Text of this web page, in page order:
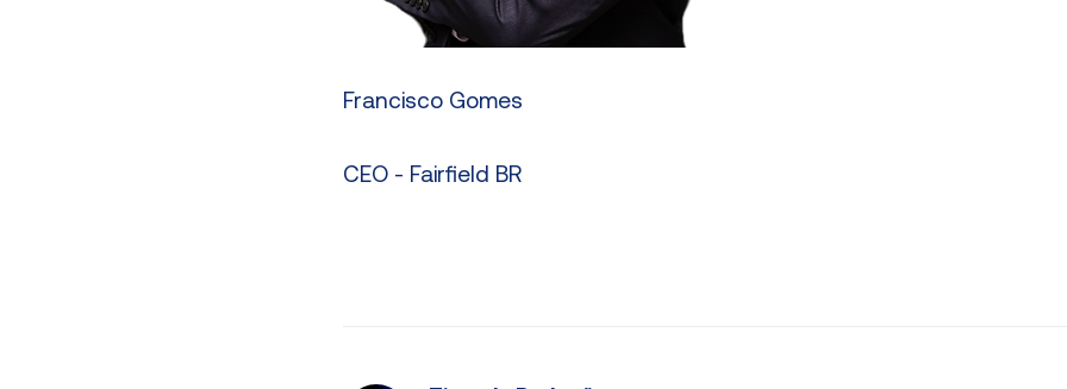
Francisco Gomes
CEO - Fairfield BR